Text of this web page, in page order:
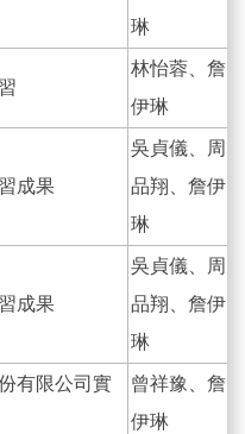
琳
林怡蓉、詹
伊琳
成果
吳貞儀、周
品翔、詹伊
琳
成果
吳貞儀、周
品翔、詹伊
琳
有限公司實
曾祥豫、詹
伊琳